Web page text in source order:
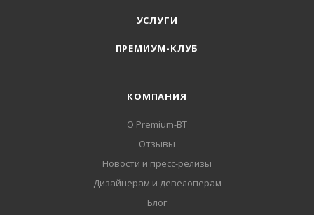
УСЛУГИ
ПРЕМИУМ-КЛУБ
КОМПАНИЯ
О Premium-BT
Отзывы
Новости и пресс-релизы
Дизайнерам и девелоперам
Блог